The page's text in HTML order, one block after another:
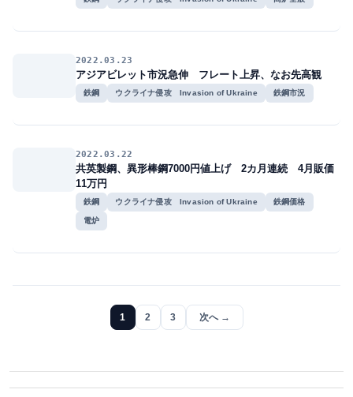
2022.03.23
アジアビレット市況急伸 フレート上昇、なお先高観
鉄鋼 ウクライナ侵攻 Invasion of Ukraine 鉄鋼市況
2022.03.22
共英製鋼、異形棒鋼7000円値上げ 2カ月連続 4月販価
11万円
鉄鋼 ウクライナ侵攻 Invasion of Ukraine 鉄鋼価格
電炉
1 2 3 次へ →